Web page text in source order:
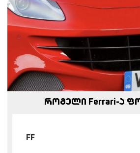
რომელი Ferrari-ა
FF